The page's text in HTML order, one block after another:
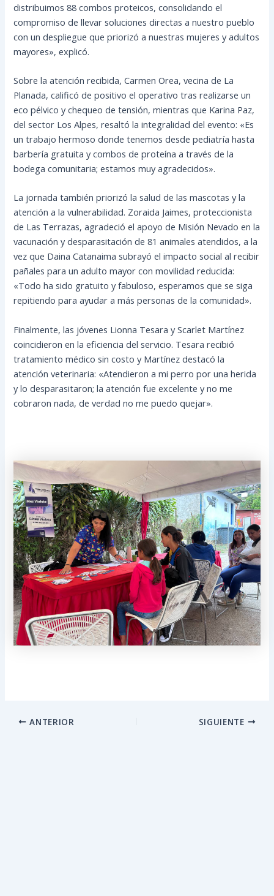
distribuimos 88 combos proteicos, consolidando el
compromiso de llevar soluciones directas a nuestro pueblo
con un despliegue que priorizó a nuestras mujeres y adultos
mayores», explicó.
Sobre la atención recibida, Carmen Orea, vecina de La
Planada, calificó de positivo el operativo tras realizarse un
eco pélvico y chequeo de tensión, mientras que Karina Paz,
del sector Los Alpes, resaltó la integralidad del evento: «Es
un trabajo hermoso donde tenemos desde pediatría hasta
barbería gratuita y combos de proteína a través de la
bodega comunitaria; estamos muy agradecidos».
La jornada también priorizó la salud de las mascotas y la
atención a la vulnerabilidad. Zoraida Jaimes, proteccionista
de Las Terrazas, agradeció el apoyo de Misión Nevado en la
vacunación y desparasitación de 81 animales atendidos, a la
vez que Daina Catanaima subrayó el impacto social al recibir
pañales para un adulto mayor con movilidad reducida:
«Todo ha sido gratuito y fabuloso, esperamos que se siga
repitiendo para ayudar a más personas de la comunidad».
Finalmente, las jóvenes Lionna Tesara y Scarlet Martínez
coincidieron en la eficiencia del servicio. Tesara recibió
tratamiento médico sin costo y Martínez destacó la
atención veterinaria: «Atendieron a mi perro por una herida
y lo desparasitaron; la atención fue excelente y no me
cobraron nada, de verdad no me puedo quejar».
ANTERIOR SIGUIENTE